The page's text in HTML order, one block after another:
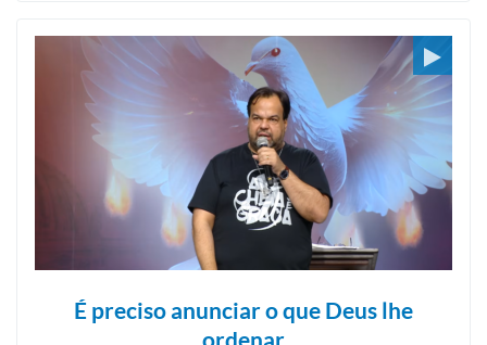
É preciso anunciar o que Deus lhe
ordenar